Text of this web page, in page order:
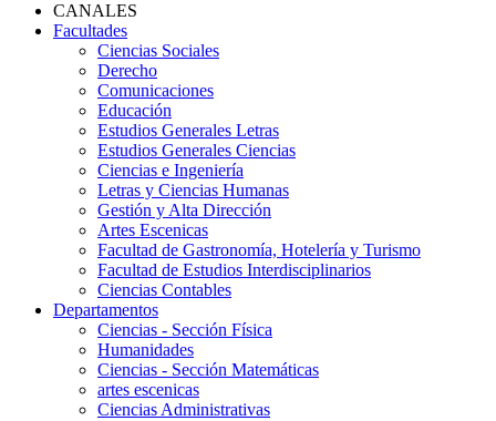
CANALES
Facultades
Ciencias Sociales
Derecho
Comunicaciones
Educación
Estudios Generales Letras
Estudios Generales Ciencias
Ciencias e Ingeniería
Letras y Ciencias Humanas
Gestión y Alta Dirección
Artes Escenicas
Facultad de Gastronomía, Hotelería y Turismo
Facultad de Estudios Interdisciplinarios
Ciencias Contables
Departamentos
Ciencias - Sección Física
Humanidades
Ciencias - Sección Matemáticas
artes escenicas
Ciencias Administrativas